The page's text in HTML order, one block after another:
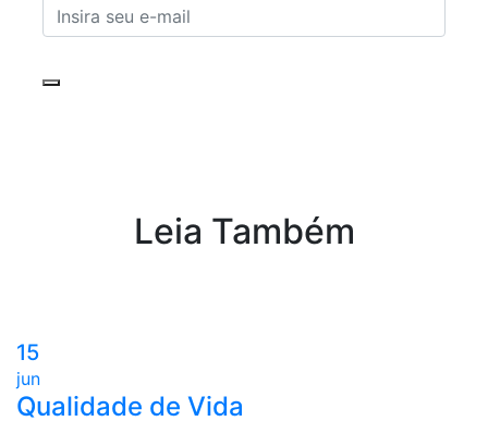
Leia Também
15
jun
Qualidade de Vida